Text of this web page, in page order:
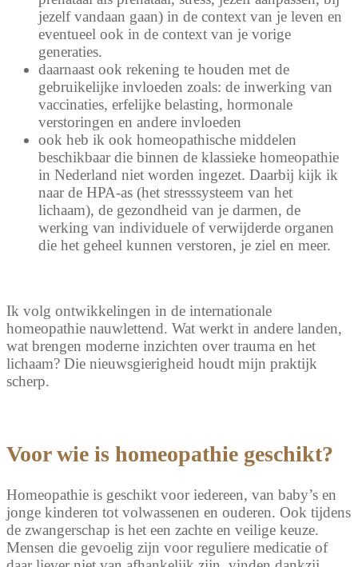
jezelf vandaan gaan) in de context van je leven en
eventueel ook in de context van je vorige
generaties.
daarnaast ook rekening te houden met de
gebruikelijke invloeden zoals: de inwerking van
vaccinaties, erfelijke belasting, hormonale
verstoringen en andere invloeden
ook heb ik ook homeopathische middelen
beschikbaar die binnen de klassieke homeopathie
in Nederland niet worden ingezet. Daarbij kijk ik
naar de HPA-as (het stresssysteem van het
lichaam), de gezondheid van je darmen, de
werking van individuele of verwijderde organen
die het geheel kunnen verstoren, je ziel en meer.
Ik volg ontwikkelingen in de internationale
homeopathie nauwlettend. Wat werkt in andere landen,
wat brengen moderne inzichten over trauma en het
lichaam? Die nieuwsgierigheid houdt mijn praktijk
scherp.
Voor wie is homeopathie geschikt?
Homeopathie is geschikt voor iedereen, van baby’s en
jonge kinderen tot volwassenen en ouderen. Ook tijdens
de zwangerschap is het een zachte en veilige keuze.
Mensen die gevoelig zijn voor reguliere medicatie of